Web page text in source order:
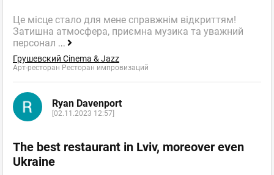
Це місце стало для мене справжнім відкриттям!
Затишна атмосфера, приємна музика та уважний
персонал ...
Грушевский Cinema & Jazz
Арт-ресторан Ресторан импровизаций
Ryan Davenport
[02.11.2023 12:57]
The best restaurant in Lviv, moreover even
Ukraine